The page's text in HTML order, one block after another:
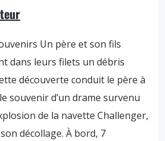
Un père et son fils
dans leurs filets un débris
découverte conduit le père à
souvenir d’un drame survenu
de la navette Challenger,
décollage. À bord, 7